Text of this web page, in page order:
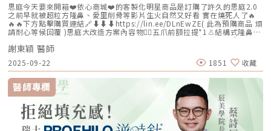
思庭今天要來開箱❤️依心商城❤️的客製化明星商品是訂購了許久的思庭2.0
之前早就被超粒方隆鼻、愛里削骨等影片生火自然又好看 實在燒死人了🔥
🔥🔥下方點擊購買連結🔗⬇️⬇️⬇️https://lin.ee/DLnEwZE( 此為預購商品 煩
請耐心等候回覆 )思庭大改造方案內容物💁‍♀️五爪前額拉提*1👃結構式隆鼻*1
(加購縮鼻翼、敲鼻骨、貴族手術)👄微笑嘴角*1 (加購嘴邊肉拉提)重點摘
要：00:00 搶先看⚡⚡01:43 開箱手術方案內容物02:02 上臉眉眼分析 : 五
爪前額拉提02:36 中臉隆鼻分析 : 結構式隆鼻合併貴族手術03:58 下臉唇巴
分析 : 微笑嘴角+嘴扁肉拉提04:43 華麗買家秀05:25 五星好評分享
⭐⭐⭐⭐⭐▸▸歡迎合作洽談：followheart.marketing@gmail.com◂◂依心唯
美整形外科診所地址｜台北市信義區基隆路二段15號2樓電話｜（02）
2345-6777官方網站｜https://www.followheart.com.tw/官方諮詢｜
https://follow-heart.com/line臉書粉專｜https://follow-
heart.com/case_fbIG追起來｜https://follow-
heart.com/case_igWeChat ID｜Dr_followheart
謝東穎 醫師
2025-09-22 1851 收藏
醫師專欄